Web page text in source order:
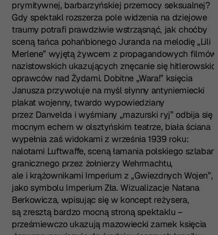
prymitywnej, barbarzyńskiej przemocy seksualnej?
Gdy spektakl rozszerza pole widzenia na dziejowe
traumy potrafi prawdziwie wstrząsnąć, jak choćby
sceną tańca pohańbionego Juranda na melodię „Lili
Merlene” wyjętą żywcem z propagandowych filmów
nazistowskich ukazujących znęcanie się
oprawców nad Żydami. Dobitne „Wara!” księcia
Janusza przywołuje na myśl słynny antyniemiecki
plakat wojenny, twardo wypowiedziany
przez Danvelda i wyśmiany „mazurski ryj” odbija się
mocnym echem w olsztyńskim teatrze, biała ściana
wypełnia zaś widokami z września 1939 roku:
nalotami Luftwaffe, sceną łamania polskiego
granicznego przez żołnierzy Wehrmachtu,
ale i krążownikami Imperium z „Gwiezdnych Wojen”,
jako symbolu Imperium Zła. Wizualizacje Natana
Berkowicza, wpisując się w koncept reżysera,
są zresztą bardzo mocną stroną spektaklu –
prześmiewczo ukazują mazowiecki zamek księcia